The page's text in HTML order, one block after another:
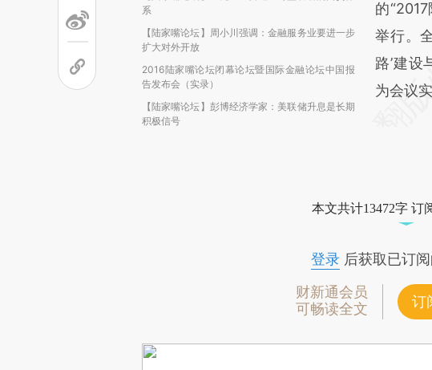
系
【陆家嘴论坛】周小川强调：金融服务业要进一步
扩大对外开放
2016陆家嘴论坛闭幕论坛暨国际金融论坛中国报
告发布会（实录）
【陆家嘴论坛】彭博经济学家：美联储升息是长期
积极信号
的
举行。
路’建设
为会议
本文共计13472字 订
登录后获取已订阅
财新通会员
可畅读全文
订